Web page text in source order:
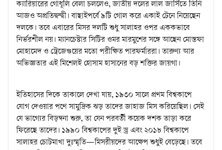
ক্যারিয়ারের গোধূলি বেলা চললেও, জাতীয় দলের লাল জার্সিতে তিনি
আজও অপ্রতিদ্বন্দ্বী। বাছাইপর্বে ৯টি গোল করে একাই টেনে নিয়েছেন
দলকে। তবে এবারের মিসর দলটি শুধু সালাহর ওপর এককভাবে
নির্ভরশীল নয়। ম্যানচেস্টার সিটির ওমর মারমুশের সঙ্গে আছেন মোস্তফা
মোহামেদ ও ট্রেজেগুয়ের মতো পরীক্ষিত পারফর্মাররা। তারুণ্য আর
অভিজ্ঞতার এই মিশেলই হোসাম হাসানের বড় শক্তির জায়গা।
ইতিহাসের দিকে তাকালে দেখা যায়, ১৯৩০ সালে প্রথম বিশ্বকাপে
যোগ দেওয়ার পথে সামুদ্রিক ঝড় তাদের জাহাজ মিস করিয়েছিল। সেই
যে ভাগ্যের বিড়ম্বনা শুরু, তা যেন পরবর্তী কয়েক দশক তাড়া করে
ফিরেছে তাদের। ১৯৯০ বিশ্বকাপের দুই ড্র এবং ২০১৮ বিশ্বকাপে
সালাহর চোটমাখা দুঃস্মৃতি—মিসরীয়দের আক্ষেপ শুধুই বেড়েছে। তবে